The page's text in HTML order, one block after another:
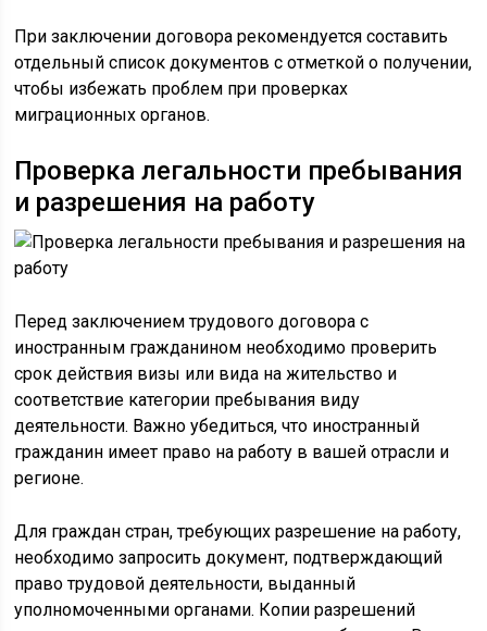
При заключении договора рекомендуется составить
отдельный список документов с отметкой о получении,
чтобы избежать проблем при проверках
миграционных органов.
Проверка легальности пребывания
и разрешения на работу
Перед заключением трудового договора с
иностранным гражданином необходимо проверить
срок действия визы или вида на жительство и
соответствие категории пребывания виду
деятельности. Важно убедиться, что иностранный
гражданин имеет право на работу в вашей отрасли и
регионе.
Для граждан стран, требующих разрешение на работу,
необходимо запросить документ, подтверждающий
право трудовой деятельности, выданный
уполномоченными органами. Копии разрешений